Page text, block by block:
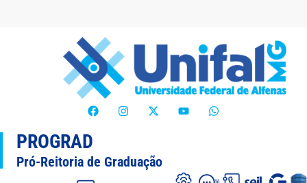
PROGRAD
Pró-Reitoria de Graduação